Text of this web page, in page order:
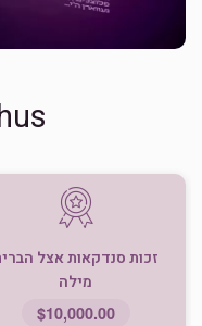
זכות סנדקאות אצל
מילה
$10,000.00